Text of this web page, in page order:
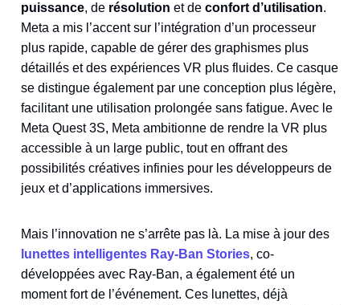
puissance, de résolution et de confort d’utilisation.
Meta a mis l’accent sur l’intégration d’un processeur
plus rapide, capable de gérer des graphismes plus
détaillés et des expériences VR plus fluides. Ce casque
se distingue également par une conception plus légère,
facilitant une utilisation prolongée sans fatigue. Avec le
Meta Quest 3S, Meta ambitionne de rendre la VR plus
accessible à un large public, tout en offrant des
possibilités créatives infinies pour les développeurs de
jeux et d’applications immersives.
Mais l’innovation ne s’arrête pas là. La mise à jour des
lunettes intelligentes Ray-Ban Stories, co-
développées avec Ray-Ban, a également été un
moment fort de l’événement. Ces lunettes, déjà